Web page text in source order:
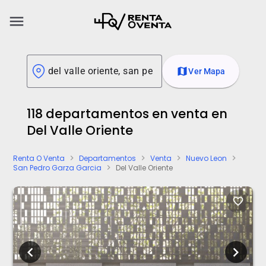
menu
mapVer Mapa
118 departamentos en venta en
Del Valle Oriente
Renta O Venta chevron_right Departamentos chevron_right Venta chevron_right Nuevo Leon chevron_right
San Pedro Garza Garcia chevron_right Del Valle Oriente
favorite_border
chevron_left chevron_right